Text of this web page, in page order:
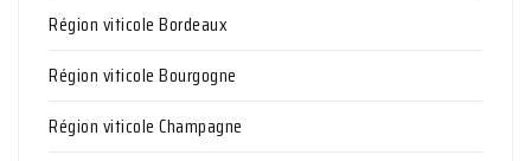
Région viticole Bordeaux
Région viticole Bourgogne
Région viticole Champagne